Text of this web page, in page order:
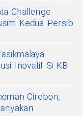
Challenge
Kedua Persib
Inovatif Si KB
Cirebon,